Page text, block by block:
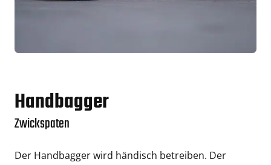
Handbagger
Zwickspaten
Der Handbagger wird händisch betreiben. Der